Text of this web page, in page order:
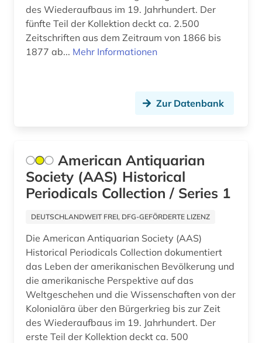
singapur (1)
sinologie (2)
skandinavien (1)
sozialarbeit (1)
soziale bedingungen (1)
soziale gerechtigkeit (1)
soziale software (1)
sozialgeschichte (1)
sozialismus (1)
sozialwissenschaften (8)
des Wiederaufbaus im 19. Jahrhundert. Der
fünfte Teil der Kollektion deckt ca. 2.500
Zeitschriften aus dem Zeitraum von 1866 bis
1877 ab... Mehr Informationen
Zur Datenbank
American Antiquarian
Society (AAS) Historical
Periodicals Collection / Series 1
DEUTSCHLANDWEIT FREI, DFG-GEFÖRDERTE LIZENZ
Die American Antiquarian Society (AAS)
Historical Periodicals Collection dokumentiert
das Leben der amerikanischen Bevölkerung und
die amerikanische Perspektive auf das
Weltgeschehen und die Wissenschaften von der
Kolonialära über den Bürgerkrieg bis zur Zeit
des Wiederaufbaus im 19. Jahrhundert. Der
erste Teil der Kollektion deckt ca. 500